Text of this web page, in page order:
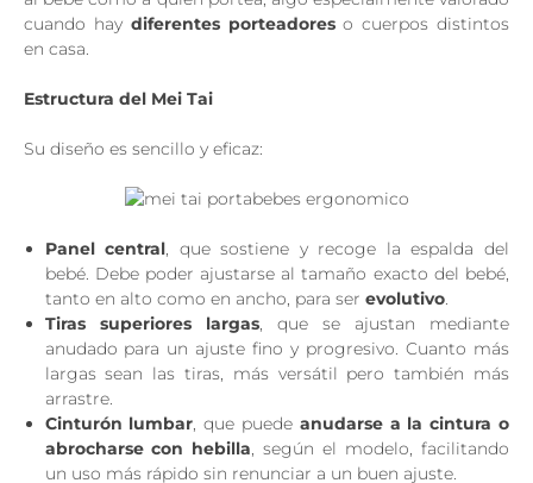
cuando hay diferentes porteadoreso cuerpos distintos
en casa.
Estructura del Mei Tai
Su diseño es sencillo y eficaz:
Panel central, que sostiene y recoge la espalda del
bebé. Debe poder ajustarse al tamaño exacto del bebé,
tanto en alto como en ancho, para ser evolutivo.
Tiras superiores largas, que se ajustan mediante
anudado para un ajuste fino y progresivo. Cuanto más
largas sean las tiras, más versátil pero también más
arrastre.
Cinturón lumbar, que puede anudarse a la cintura o
abrocharse con hebilla, según el modelo, facilitando
un uso más rápido sin renunciar a un buen ajuste.